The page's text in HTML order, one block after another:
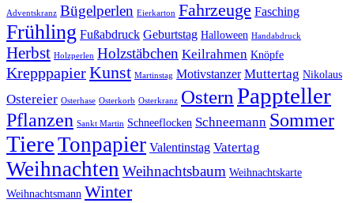
Adventskranz Bügelperlen Eierkarton Fahrzeuge Fasching
Frühling Fußabdruck Geburtstag Halloween Handabdruck
Herbst Holzperlen Holzstäbchen Keilrahmen Knöpfe
KrepppapierKunst Martinstag Motivstanzer Muttertag Nikolaus
Ostereier Osterhase Osterkorb Osterkranz Ostern Pappteller
Pflanzen Sankt Martin Schneeflocken Schneemann Sommer
TiereTonpapier Valentinstag Vatertag
Weihnachten Weihnachtsbaum Weihnachtskarte
Weihnachtsmann Winter